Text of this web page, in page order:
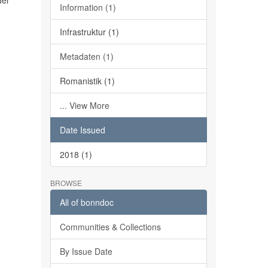
Information (1)
Infrastruktur (1)
Metadaten (1)
Romanistik (1)
... View More
Date Issued
2018 (1)
BROWSE
All of bonndoc
Communities & Collections
By Issue Date